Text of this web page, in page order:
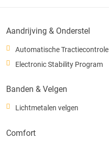
Aandrijving & Onderstel
Automatische Tractiecontrole
Electronic Stability Program
Banden & Velgen
Lichtmetalen velgen
Comfort